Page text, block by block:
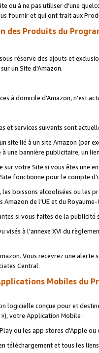
ou à ne pas utiliser d’une
fournir et qui ont trait aux
des Produits du
réserve des ajouts et
un Site d'Amazon.
à domicile d'Amazon, n'est
et services suivants sont
site lié à un site Amazon (par
une bannière publicitaire, un
sur votre Site si vous êtes une
fonctionne pour le compte
boissons alcoolisées ou les
de l'UE et du Royaume-
si vous faites de la publicité
visés à l'annexe XVI du
Vous recevrez une alerte
Central.
Mobiles du
logicielle conçue pour et
»), votre Application Mobile :
ou les app stores d'Apple ou
téléchargement et tous les